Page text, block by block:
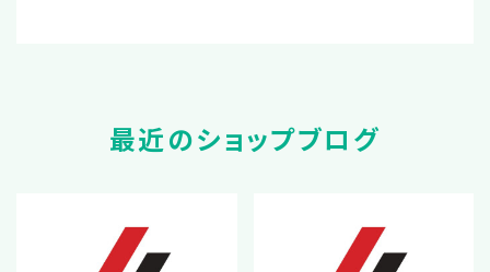
最近のショップブログ